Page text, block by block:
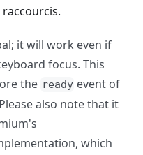
it will work even if
focus. This
the ready event of
also note that it
which